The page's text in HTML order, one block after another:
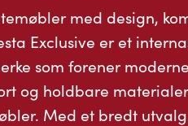
med design,
Exclusive er et
som forener
og holdbare
Med et bredt